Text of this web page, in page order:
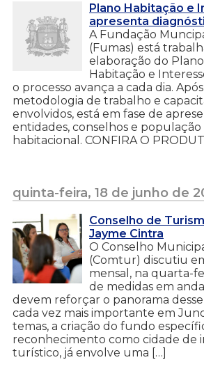
Plano Habitação e
apresenta
A Fundação
(Fumas) está
elaboração do
Habitação e
o processo avança a cada dia.
metodologia de trabalho e
envolvidos, está em fase de
entidades, conselhos e população
habitacional. CONFIRA O
quinta-feira, 18 de junho de
Conselho de
Jayme Cintra
O Conselho
(Comtur) discutiu
mensal, na quarta-
de medidas em
devem reforçar o panorama
cada vez mais importante em
temas, a criação do fundo
reconhecimento como cidade de
turístico, já envolve uma […]